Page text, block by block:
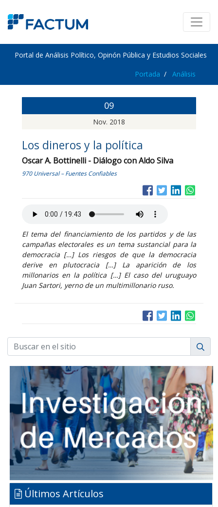
Portal de Análisis Político, Opinón Pública y Estudios Sociales
Portada Análisis
09
Nov. 2018
Los dineros y la política
Oscar A. Bottinelli - Diálogo con Aldo Silva
970 Universal – Fuentes Confiables
El tema del financiamiento de los partidos y de las
campañas electorales es un tema sustancial para la
democracia […] Los riesgos de que la democracia
derive en plutocracia […] La aparición de los
millonarios en la política […] El caso del uruguayo
Juan Sartori, yerno de un multimillonario ruso.
Últimos Artículos